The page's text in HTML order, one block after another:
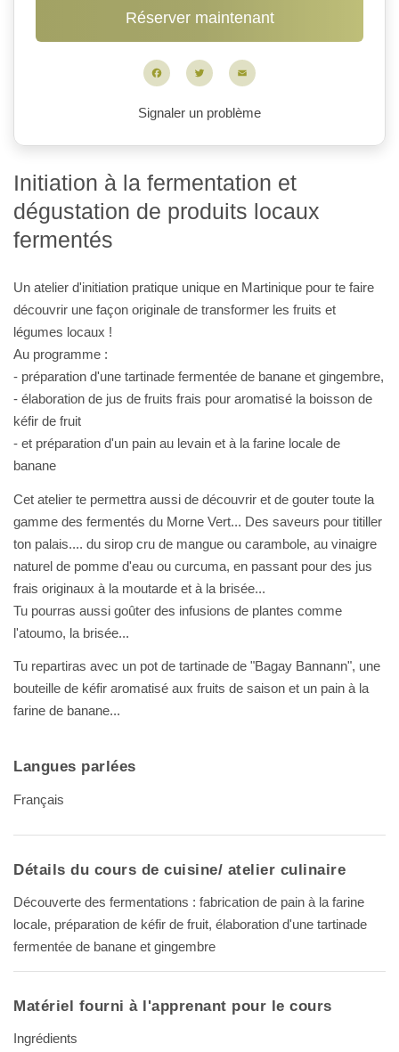
Initiation à la fermentation et
dégustation de produits locaux
fermentés
Un atelier d'initiation pratique unique en Martinique pour te faire
découvrir une façon originale de transformer les fruits et
légumes locaux !
Au programme :
- préparation d'une tartinade fermentée de banane et gingembre,
- élaboration de jus de fruits frais pour aromatisé la boisson de
kéfir de fruit
- et préparation d'un pain au levain et à la farine locale de
banane
Cet atelier te permettra aussi de découvrir et de gouter toute la
gamme des fermentés du Morne Vert... Des saveurs pour titiller
ton palais.... du sirop cru de mangue ou carambole, au vinaigre
naturel de pomme d'eau ou curcuma, en passant pour des jus
frais originaux à la moutarde et à la brisée...
Tu pourras aussi goûter des infusions de plantes comme
l'atoumo, la brisée...
Tu repartiras avec un pot de tartinade de "Bagay Bannann", une
bouteille de kéfir aromatisé aux fruits de saison et un pain à la
farine de banane...
Langues parlées
Français
Détails du cours de cuisine/ atelier culinaire
Découverte des fermentations : fabrication de pain à la farine
locale, préparation de kéfir de fruit, élaboration d'une tartinade
fermentée de banane et gingembre
Matériel fourni à l'apprenant pour le cours
Ingrédients
FacebookTwitter
Signaler un problème